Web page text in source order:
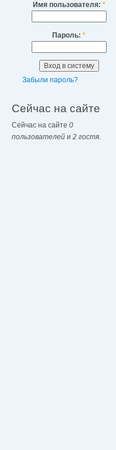
Имя пользователя: *
Пароль: *
Забыли пароль?
Сейчас на сайте
Сейчас на сайте 0
пользователей и 2 гостя